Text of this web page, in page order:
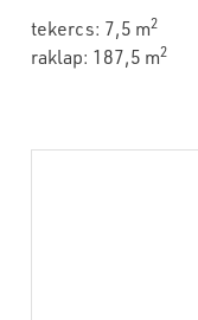
tekercs: 7,5 m2
raklap: 187,5 m2